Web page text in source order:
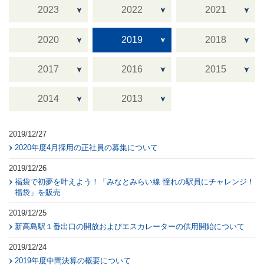
2023 2022 2021
2020 2019 2018
2017 2016 2015
2014 2013
2019/12/27
2020年度4月採用の正社員の募集について
2019/12/26
福袋で初夢を叶えよう！「みなとみらい線 憧れの駅員にチャレンジ！
福袋」を販売
2019/12/25
新高島駅１番出口の開放およびエスカレーターの供用開始について
2019/12/24
2019年度中間決算の概要について